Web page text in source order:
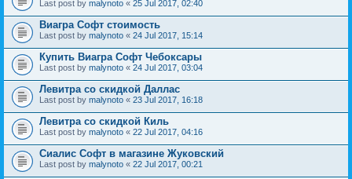
Last post by malynoto « 25 Jul 2017, 02:40
Виагра Софт стоимость
Last post by malynoto « 24 Jul 2017, 15:14
Купить Виагра Софт Чебоксары
Last post by malynoto « 24 Jul 2017, 03:04
Левитра со скидкой Даллас
Last post by malynoto « 23 Jul 2017, 16:18
Левитра со скидкой Киль
Last post by malynoto « 22 Jul 2017, 04:16
Сиалис Софт в магазине Жуковский
Last post by malynoto « 22 Jul 2017, 00:21